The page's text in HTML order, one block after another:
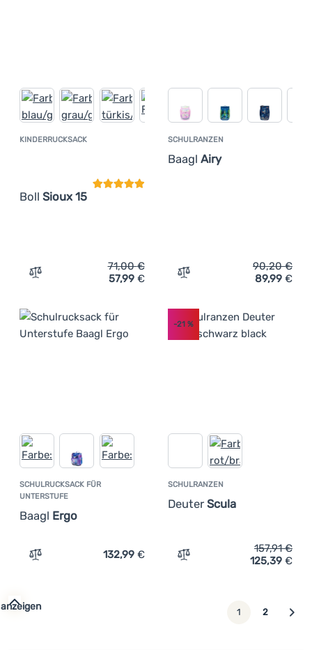
KINDERRUCKSACK
Boll Sioux 15
Kundenbewertung
Zum Vergleich 'Kinderrucksack Boll Sioux 15' hinzufügen
71,00€
57,99 €
SCHULRANZEN
Baagl Airy
Zum Vergleich
90,20€
89,99 €
SCHULRUCKSACK FÜR
UNTERSTUFE
Baagl Ergo
Zum Vergleich 'Schulrucksack für Unterstufe Baagl
132,99 €
SCHULRANZEN
Deuter Scula
-21 %
Zum Vergleich
157,91€
125,39 €
1 2 weiter